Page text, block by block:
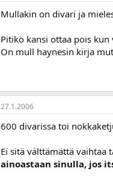
Mullakin on divari ja
Pitikö kansi ottaa pois
On mull haynesin kirja
27.1.2006
600 divarissa toi
Ei sitä välttämättä vaihtaa
ainoastaan sinulla, jos